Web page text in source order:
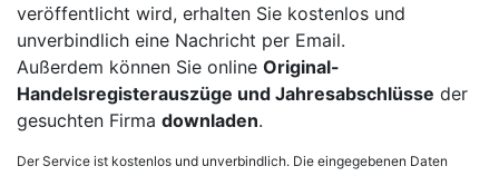
veröffentlicht wird, erhalten Sie kostenlos und
unverbindlich eine Nachricht per Email.
Außerdem können Sie online Original-
Handelsregisterauszüge und Jahresabschlüsse der
gesuchten Firma downladen.
Der Service ist kostenlos und unverbindlich. Die eingegebenen Daten